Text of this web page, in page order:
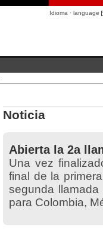
Idioma · language
Noticia
Abierta la 2a
Una vez
final de la
segunda
para Colombia,